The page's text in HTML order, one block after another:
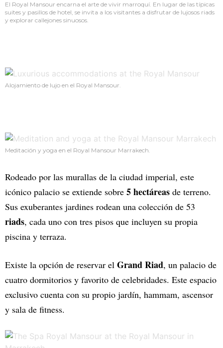
El Royal Mansour encarna el arte de vivir marroquí. En lugar de las típicas
suites y pasillos de hotel, se invita a los visitantes a disfrutar de lujosos riads
y explorar callejones sinuosos.
Alojamiento de lujo en el Royal Mansour.
Meditación y yoga en el Royal Mansour Marrakech.
Rodeado por las murallas de la ciudad imperial, este
icónico palacio se extiende sobre 5 hectáreas de terreno.
Sus exuberantes jardines rodean una colección de 53
riads, cada uno con tres pisos que incluyen su propia
piscina y terraza.
Existe la opción de reservar el Grand Riad, un palacio de
cuatro dormitorios y favorito de celebridades. Este espacio
exclusivo cuenta con su propio jardín, hammam, ascensor
y sala de fitness.